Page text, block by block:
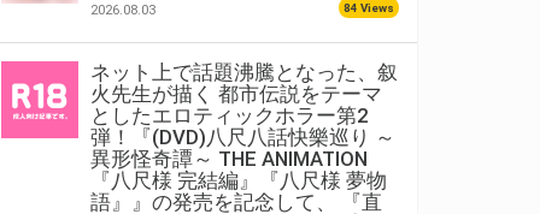
2026.08.03 84 Views
ネット上で話題沸騰となった、叙
火先生が描く 都市伝説をテーマ
としたエロティックホラー第2
弾！『(DVD)八尺八話快樂巡り ～
異形怪奇譚～ THE ANIMATION
『八尺様 完結編』『八尺様 夢物
語』』の発売を記念して、 『直